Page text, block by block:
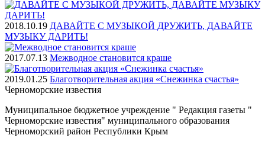
2018.10.19 ДАВАЙТЕ С МУЗЫКОЙ ДРУЖИТЬ, ДАВАЙТЕ
МУЗЫКУ ДАРИТЬ!
2017.07.13 Межводное становится краше
2019.01.25 Благотворительная акция «Снежинка счастья»
Черноморские известия
Муниципальное бюджетное учреждение " Редакция газеты "
Черноморские известия" муниципального образования
Черноморский район Республики Крым